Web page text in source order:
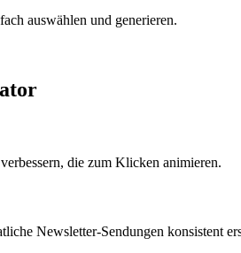
auswählen und generieren.
die zum Klicken animieren.
Newsletter-Sendungen konsistent